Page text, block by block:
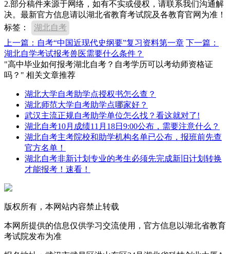
2.部分稿件来源于网络，如有不实或侵权，请联系我们沟通解
决。最新官方信息请以湖北省教育考试院及各教育官网为准！
标签：
湖北自考
上一篇：自考“中国近现代史纲要”复习资料第一章 下一篇：
湖北自学考试报考兽医需要什么条件？
"高中毕业如何报考湖北自考？自考学历可以考幼师资格证
吗？" 相关文章推荐
湖北大学自考助学点授权书怎么查？
湖北师范大学自考助学点哪家好？
武汉主流正规自考助学单位怎么找？看这就对了!
湖北自考10月成绩11月18日9:00公布，需要注意什么？
湖北自考主考院校和助学机构名单已公布，报班前先查
官方名单！
湖北自考非新计划专业的考生必须先完成新旧计划转换
才能报考！速看！
版权所有，本网站内容禁止转载
本网所提供的信息仅供学习交流使用，官方信息以湖北省教育
考试院发布为准